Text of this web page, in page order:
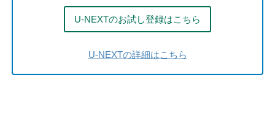
U-NEXTのお試し登録はこちら
U-NEXTの詳細はこちら